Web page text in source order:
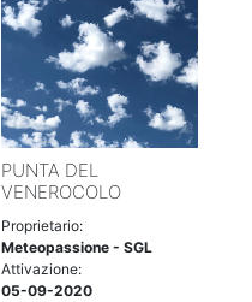
PUNTA DEL
VENEROCOLO
Proprietario:
Meteopassione - SGL
Attivazione:
05-09-2020